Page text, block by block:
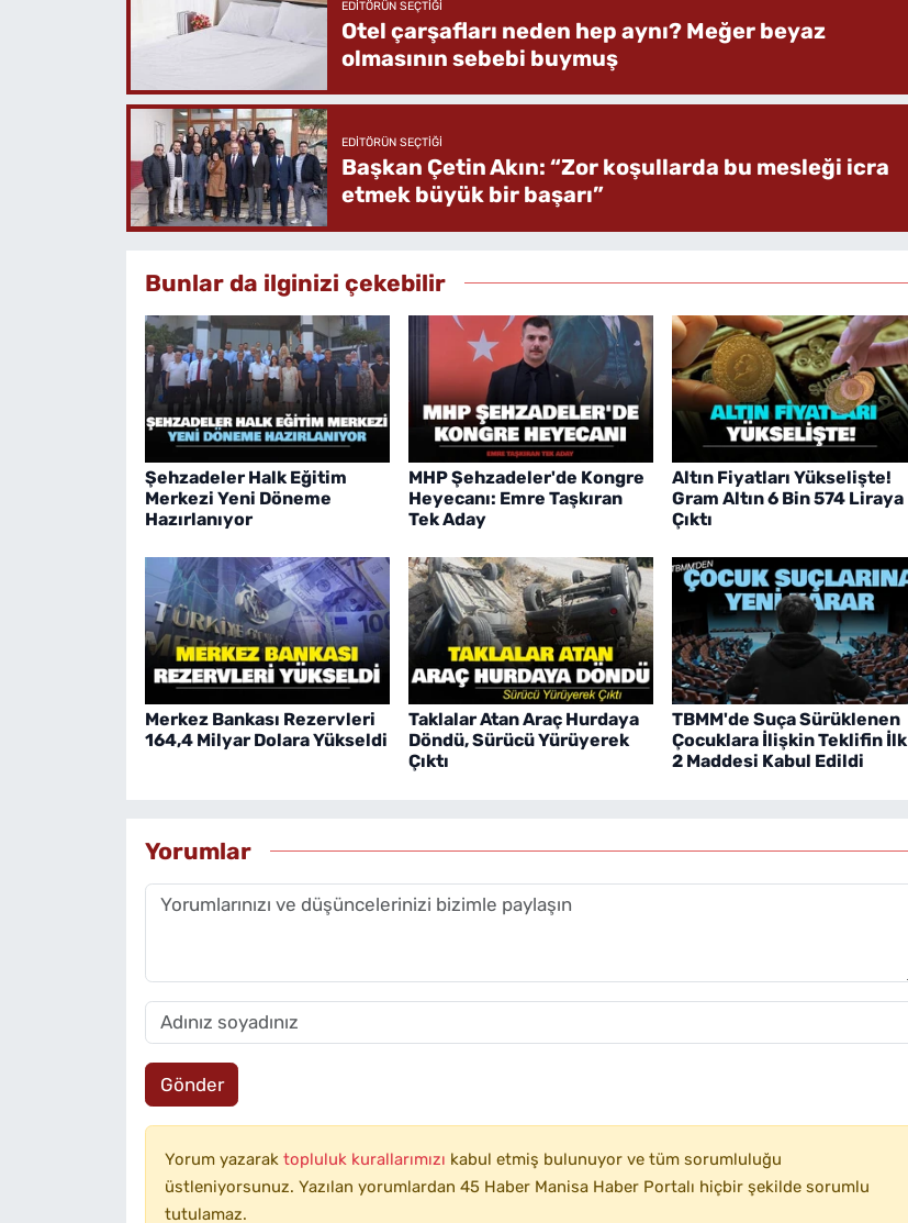
EDITÖRÜN SEÇTIĞI
Otel çarşafları neden hep aynı? Meğer beyaz
olmasının sebebi buymuş
EDITÖRÜN SEÇTIĞI
Başkan Çetin Akın: “Zor koşullarda bu mesleği icra
etmek büyük bir başarı”
Bunlar da ilginizi çekebilir
Şehzadeler Halk Eğitim
Merkezi Yeni Döneme
Hazırlanıyor
MHP Şehzadeler'de Kongre
Heyecanı: Emre Taşkıran
Tek Aday
Altın Fiyatları Yükselişte!
Gram Altın 6 Bin 574 Liraya
Çıktı
Merkez Bankası Rezervleri
164,4 Milyar Dolara Yükseldi
Taklalar Atan Araç Hurdaya
Döndü, Sürücü Yürüyerek
Çıktı
TBMM'de Suça Sürüklenen
Çocuklara İlişkin Teklifin İlk
2 Maddesi Kabul Edildi
Yorumlar
Gönder
Yorum yazarak topluluk kurallarımızı kabul etmiş bulunuyor ve tüm sorumluluğu
üstleniyorsunuz. Yazılan yorumlardan 45 Haber Manisa Haber Portalı hiçbir şekilde sorumlu
tutulamaz.